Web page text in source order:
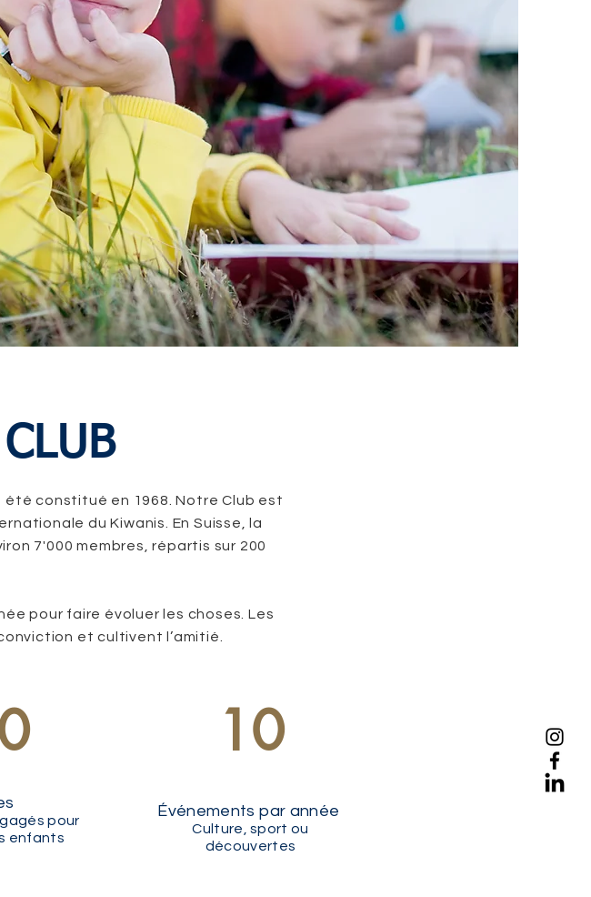
constitué en 1968. Notre Club est
du Kiwanis. En Suisse, la
7'000 membres, répartis sur 200
pour faire évoluer les choses. Les
et cultivent l’amitié.
pour
enfants
10
Événements par année
Culture, sport ou
découvertes